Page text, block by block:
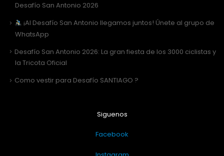
Desafío San Antonio 2026
¡Al Desafío San Antonio llegamos juntos! Únete al grupo de
WhatsApp
Desafío San Antonio 2026: La gran fiesta de los 3000 ciclistas y
la Tricota Oficial
Como vestir para Desafío SANTIAGO ?
Siguenos
Facebook